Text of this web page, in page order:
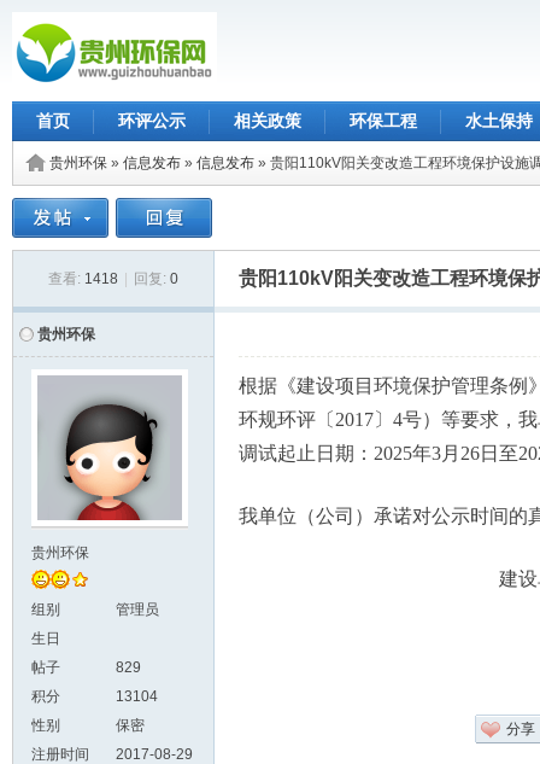
首页 环评公示 相关政策 环保工程 水土保持
贵州环保 » 信息发布 » 信息发布 » 贵阳110kV阳关变改造工程环境保护设施
查看: 1418 回复: 0 贵阳110kV阳关变改造工程环境保
贵州环保
贵州环保
组别
管理员
生日
帖子
829
积分
13104
性别
保密
注册时间
2017-08-29
根据《建设项目环境保护管理条例
环规环评〔2017〕4号）等要求，
调试起止日期：2025年3月26日至
我单位（公司）承诺对公示时间的
建
分享